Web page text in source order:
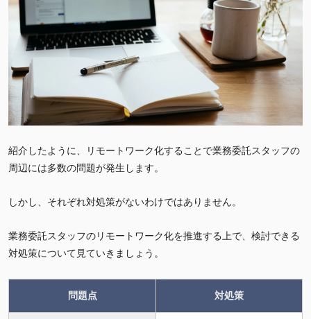
紹介したように、リモートワーク化することで業務委託スタッフの
周辺には多数の問題が発生します。
しかし、それぞれ対処策がないわけではありません。
業務委託スタッフのリモートワーク化を推進する上で、検討できる
対処策について見ていきましょう。
問題点 対処策